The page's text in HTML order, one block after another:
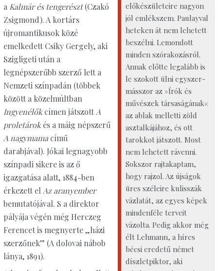
előkészületeire nagyon
jól emlékszem. Paulayval
heteken át nem lehetett
beszélni. Lemondott
minden szórakozásról.
Annak előtte legalább is
le szokott ülni egyszer-
másszor az »Írók és
művészek társaságának«
az ablak melletti zöld
asztalkájához, és ott
tarokkot játszott. Most
nem lehetett rávenni.
Sokszor rajtakaptam,
hogy rajzol. Az újságok
üres széleire kulisszák
vázlatát, az egyes képek
mindenféle terveit
vázolta. Pedig akkor még
élt Lehmann, a híres
bécsi eredetű német
díszletpiktor, aki
a Kalmár és tengerészt(Czakó
Zsigmond). A kortárs
újromantikusok közé
emelkedett Csiky Gergely, aki
Szigligeti után a
legnépszerűbb szerző lett a
Nemzeti színpadán (többek
között a közelmúltban
Ingyenélőkcímen játszott A
proletárokés a máig népszerű
A nagymamacímű
darabjával). Jókai legnagyobb
színpadi sikere is az ő
igazgatása alatt, 1884-ben
érkezett el Az aranyember
bemutatójával. S a direktor
pályája végén még Herczeg
Ferencet is megnyerte „házi
szerzőnek” (A dolovai nábob
lánya, 1891).